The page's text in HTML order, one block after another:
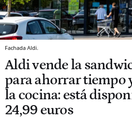
Fachada Aldi.
Aldi vende la
para ahorrar tiempo
la cocina: está
24,99 euros